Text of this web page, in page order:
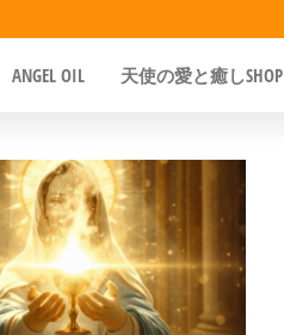
ANGEL OIL 天使の愛と癒しSHOP